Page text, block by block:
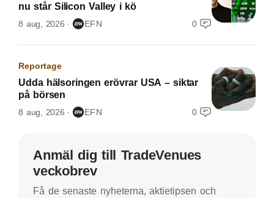
nu står Silicon Valley i kö
8 aug, 2026 EFN 0
Reportage
Udda hälsoringen erövrar USA – siktar
på börsen
8 aug, 2026 EFN 0
Anmäl dig till TradeVenues
veckobrev
Få de senaste nyheterna, aktietipsen och